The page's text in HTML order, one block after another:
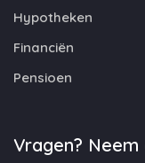
Hypotheken
Financiën
Pensioen
Vragen?